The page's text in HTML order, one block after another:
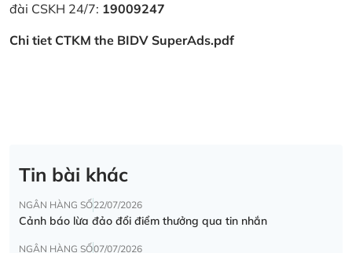
đài CSKH 24/7: 19009247
Chi tiet CTKM the BIDV SuperAds.pdf
Tin bài khác
NGÂN HÀNG SỐ22/07/2026
Cảnh báo lừa đảo đổi điểm thưởng qua tin nhắn
NGÂN HÀNG SỐ07/07/2026